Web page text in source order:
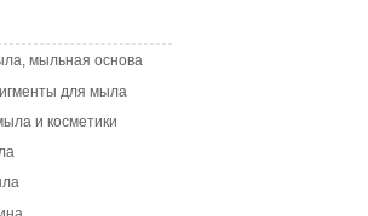
мыльная основа
для мыла
и косметики